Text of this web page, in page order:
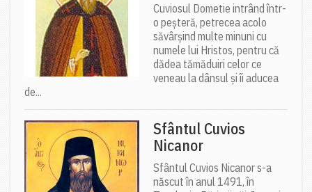
Cuviosul Dometie intrând într-
o peșteră, petrecea acolo
săvârșind multe minuni cu
numele lui Hristos, pentru că
dădea tămăduiri celor ce
veneau la dânsul și îi aducea
de...
Sfântul Cuvios
Nicanor
Sfântul Cuvios Nicanor s-a
născut în anul 1491, în